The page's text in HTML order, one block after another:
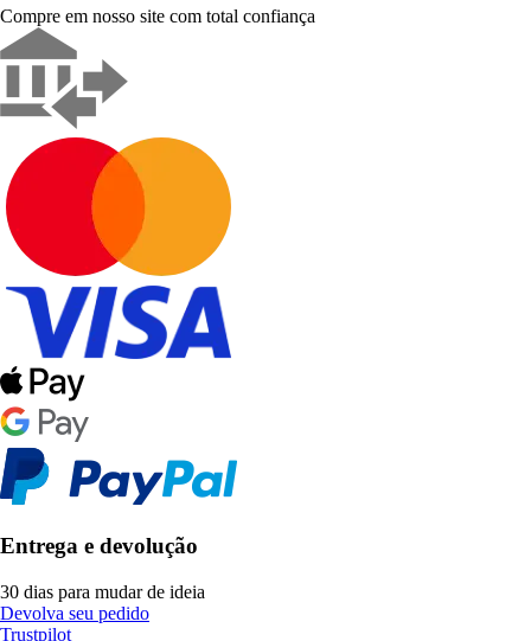
Compre em nosso site com total confiança
Entrega e devolução
30 dias para mudar de ideia
Devolva seu pedido
Trustpilot